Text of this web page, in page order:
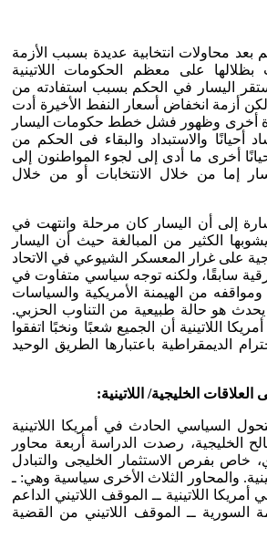
بعد محاولات انتخابية عديدة بسبب الأزمة
بظلالها على معظم الحكومات اللاتينية
استقر اليسار في الحكم بسبب استفادته من
أزمة انخفاض أسعار النفط الأخيرة أدت
أخرى وظهور فشل خطط حكومات اليسار
أحيانًا والاستبداد والبقاء فى الحكم من
أخرى ما أدى إلى لجوء المواطنون إلى
إما من خلال الانتخابات أو من خلال
إلى أن اليسار كان مرحلة وانتهت في
يشوبها الكثير من المبالغة حيث أن اليسار
على غرار المعسكر الشيوعي في الاتحاد
سابقًا، ولكنه توجه سياسي متفاوت في
من الهيمنة الأمريكية والسياسات
يحدث هو حالة طبيعية من التناوب الحزبي.
اللاتينية أن الجميع شعبًا ونخبًا اتفقوا
الديمقراطية باعتبارها الطريق الوحيد
الخليجية/ اللاتينية:
السياسي الحادث في أمريكا اللاتينية
الخليجية، رصدت الدراسة أربعة محاور
خاص بفرص الاستثمار الخليجى والتبادل
والمحاور الثلاث الأخرى سياسية وهي: ـ
أمريكا اللاتينية ــ الموقف اللاتيني الداعم
السورية ــ الموقف اللاتيني من القضية